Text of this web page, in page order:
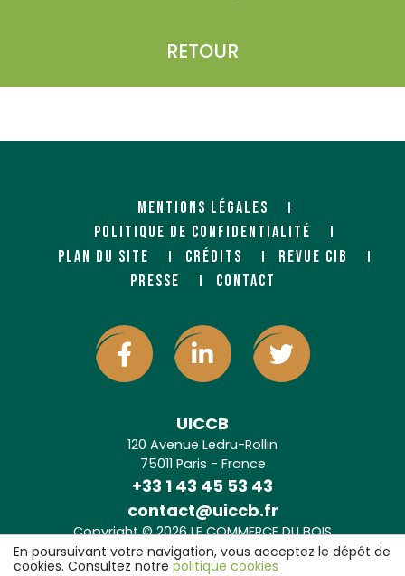
RETOUR
MENTIONS LÉGALES
POLITIQUE DE CONFIDENTIALITÉ
PLAN DU SITE
CRÉDITS
REVUE CIB
PRESSE
CONTACT
UICCB
120 Avenue Ledru-Rollin
75011 Paris - France
+33 1 43 45 53 43
contact@uiccb.fr
Copyright © 2026 LE COMMERCE DU BOIS
Agence web Paris: 6LAB
En poursuivant votre navigation, vous acceptez le dépôt de
cookies. Consultez notre politique cookies